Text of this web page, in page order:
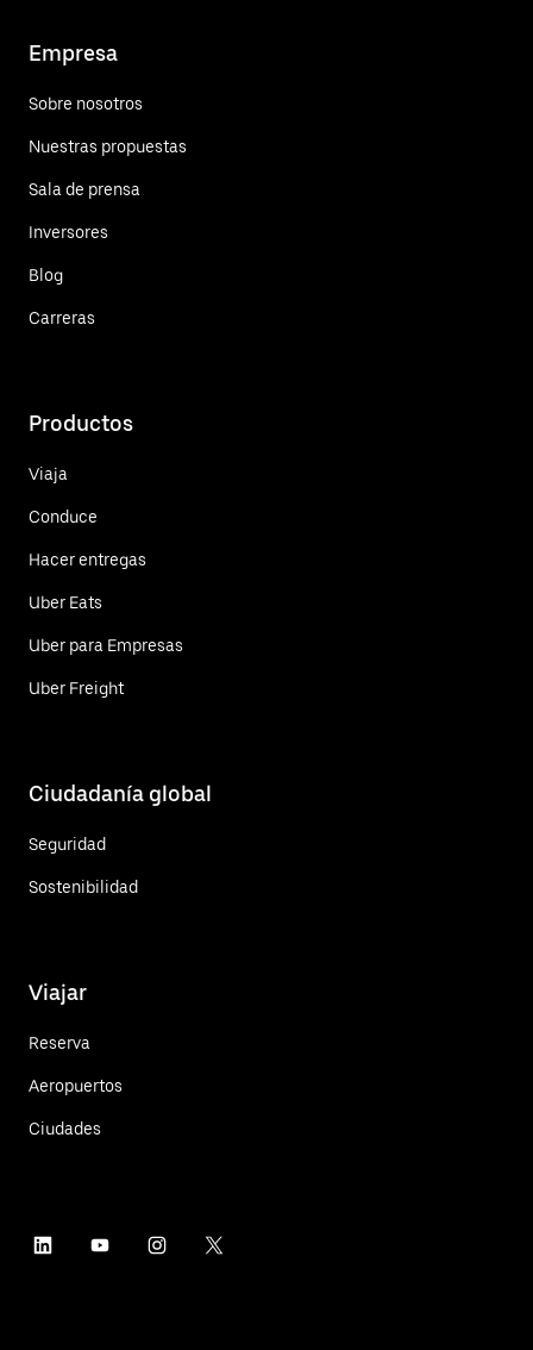
Empresa
Sobre nosotros
Nuestras propuestas
Sala de prensa
Inversores
Blog
Carreras
Productos
Viaja
Conduce
Hacer entregas
Uber Eats
Uber para Empresas
Uber Freight
Ciudadanía global
Seguridad
Sostenibilidad
Viajar
Reserva
Aeropuertos
Ciudades